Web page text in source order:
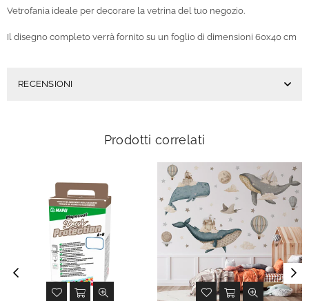
Vetrofania ideale per decorare la vetrina del tuo negozio.
Il disegno completo verrà fornito su un foglio di dimensioni 60x40 cm
RECENSIONI
Prodotti correlati